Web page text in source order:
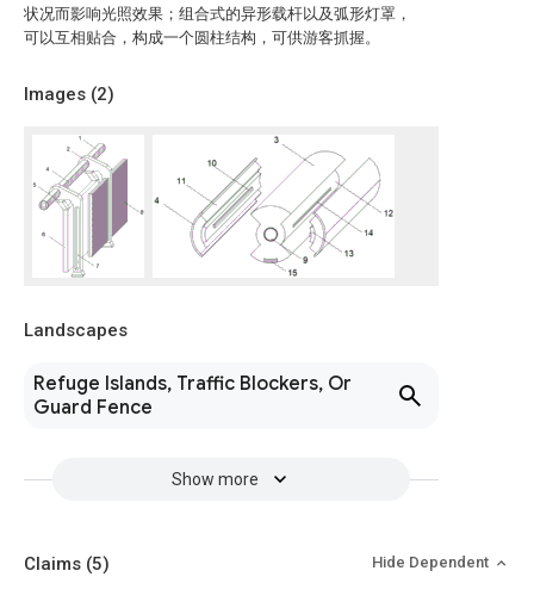
状况而影响光照效果；组合式的异形载杆以及弧形灯罩，
可以互相贴合，构成一个圆柱结构，可供游客抓握。
Images (2)
Landscapes
Refuge Islands, Traffic Blockers, Or
Guard Fence
Show more
Claims (5) Hide Dependent